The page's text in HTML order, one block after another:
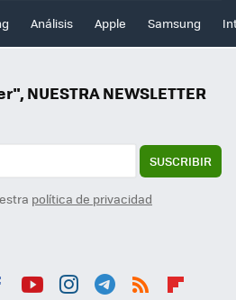
Análisis Apple Samsung
NUESTRA NEWSLETTER
SUSCRIBIR
política de privacidad